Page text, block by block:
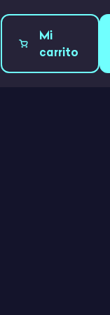
Mi
carrito